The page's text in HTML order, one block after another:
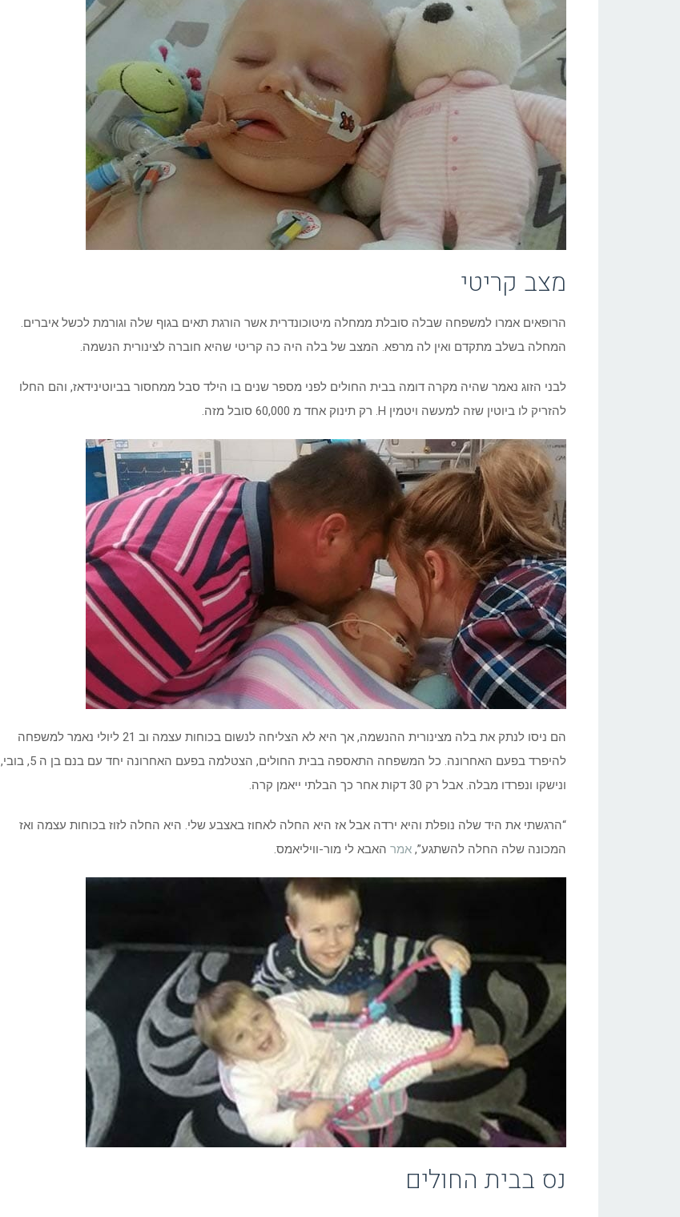
מצב קריטי
הרופאים אמרו למשפחה שבלה סובלת ממחלה מיטוכונדרית אשר הורגת תאים בגוף שלה וגורמת לכשל איברים.
המחלה בשלב מתקדם ואין לה מרפא. המצב של בלה היה כה קריטי שהיא חוברה לצינורית הנשמה.
לבני הזוג נאמר שהיה מקרה דומה בבית החולים לפני מספר שנים בו הילד סבל ממחסור בביוטינידאז, והם החלו
להזריק לו ביוטין שזה למעשה ויטמין H. רק תינוק אחד מ 60,000 סובל מזה.
הם ניסו לנתק את בלה מצינורית ההנשמה, אך היא לא הצליחה לנשום בכוחות עצמה וב 21 ליולי נאמר למשפחה
להיפרד בפעם האחרונה. כל המשפחה התאספה בבית החולים, הצטלמה בפעם האחרונה יחד עם בנם בן ה 5, בובי,
ונישקו ונפרדו מבלה. אבל רק 30 דקות אחר כך הבלתי ייאמן קרה.
“הרגשתי את היד שלה נופלת והיא ירדה אבל אז היא החלה לאחוז באצבע שלי. היא החלה לזוז בכוחות עצמה ואז
המכונה שלה החלה להשתגע”, אמר האבא לי מור-וויליאמס.
נס בבית החולים